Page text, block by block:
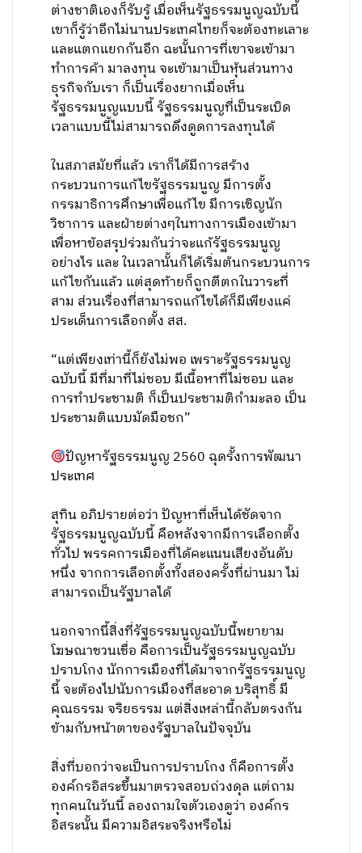
ต่างชาติเองก็รับรู้ เมื่อเห็นรัฐธรรมนูญฉบับนี้
เขาก็รู้ว่าอีกไม่นานประเทศไทยก็จะต้องทะเลาะ
และแตกแยกกันอีก ฉะนั้นการที่เขาจะเข้ามา
ทำการค้า มาลงทุน จะเข้ามาเป็นหุ้นส่วนทาง
ธุรกิจกับเรา ก็เป็นเรื่องยากเมื่อเห็น
รัฐธรรมนูญแบบนี้ รัฐธรรมนูญที่เป็นระเบิด
เวลาแบบนี้ไม่สามารถดึงดูดการลงทุนได้
ในสภาสมัยที่แล้ว เราก็ได้มีการสร้าง
กระบวนการแก้ไขรัฐธรรมนูญ มีการตั้ง
กรรมาธิการศึกษาเพื่อแก้ไข มีการเชิญนัก
วิชาการ และฝ่ายต่างๆในทางการเมืองเข้ามา
เพื่อหาข้อสรุปร่วมกันว่าจะแก้รัฐธรรมนูญ
อย่างไร และ ในเวลานั้นก็ได้เริ่มต้นกระบวนการ
แก้ไขกันแล้ว แต่สุดท้ายก็ถูกตีตกในวาระที่
สาม ส่วนเรื่องที่สามารถแก้ไขได้ก็มีเพียงแค่
ประเด็นการเลือกตั้ง สส.
“แต่เพียงเท่านี้ก็ยังไม่พอ เพราะรัฐธรรมนูญ
ฉบับนี้ มีที่มาที่ไม่ชอบ มีเนื้อหาที่ไม่ชอบ และ
การทำประชามติ ก็เป็นประชามติกำมะลอ เป็น
ประชามติแบบมัดมือชก”
ปัญหารัฐธรรมนูญ 2560 ฉุดรั้งการพัฒนา
ประเทศ
สุทิน อภิปรายต่อว่า ปัญหาที่เห็นได้ชัดจาก
รัฐธรรมนูญฉบับนี้ คือหลังจากมีการเลือกตั้ง
ทั่วไป พรรคการเมืองที่ได้คะแนนเสียงอันดับ
หนึ่ง จากการเลือกตั้งทั้งสองครั้งที่ผ่านมา ไม่
สามารถเป็นรัฐบาลได้
นอกจากนี้สิ่งที่รัฐธรรมนูญฉบับนี้พยายาม
โฆษณาชวนเชื่อ คือการเป็นรัฐธรรมนูญฉบับ
ปราบโกง นักการเมืองที่ได้มาจากรัฐธรรมนูญ
นี้ จะต้องไปนับการเมืองที่สะอาด บริสุทธิ์ มี
คุณธรรม จริยธรรม แต่สิ่งเหล่านี้กลับตรงกัน
ข้ามกับหน้าตาของรัฐบาลในปัจจุบัน
สิ่งที่บอกว่าจะเป็นการปราบโกง ก็คือการตั้ง
องค์กรอิสระขึ้นมาตรวจสอบถ่วงดุล แต่ถาม
ทุกคนในวันนี้ ลองถามใจตัวเองดูว่า องค์กร
อิสระนั้น มีความอิสระจริงหรือไม่